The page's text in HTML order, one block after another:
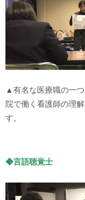
▲有名な医療職の一
院で働く看護師の理
す。
◆言語聴覚士